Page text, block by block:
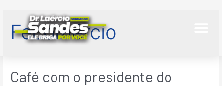
Fecomércio
Café com o presidente do